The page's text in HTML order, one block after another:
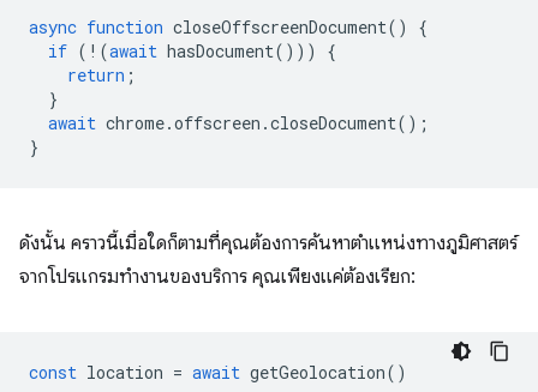
async function closeOffscreenDocument()
{
if ( ! (await hasDocument()))
{
return ;
}
await chrome.offscreen .closeDocument();
}
ดังนั้น คราวนี้เมื่อใดก็ตามที่คุณต้องการค้นหาตำแหน่งทางภูมิศาสตร์
จากโปรแกรมทำงานของบริการ คุณเพียงแค่ต้องเรียก:
const location = await getGeolocation()